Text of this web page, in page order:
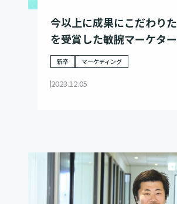
今以上に成果にこだわり
を受賞した敏腕マーケタ
は。
新卒 マーケティング
2023.12.05